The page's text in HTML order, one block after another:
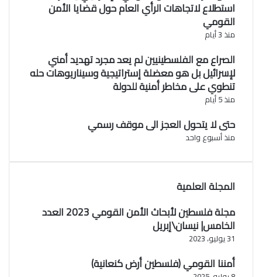
استطلاع لاتجاهات الرأي العام حول قضايا الأمن
القومي
منذ 3 أيام
الصراع مع الفلسطينيين لم يعد مجرد تهديد أمني
لإسرائيل بل هو معضلة إستراتيجية وسيناريوهات حله
تنطوي على مخاطر أمنية للدولة
منذ 5 أيام
حتى لا يتحول العجز الى موقف رسمي
منذ أسبوع واحد
المجلة العلمية
مجلة فلسطين لأبحاث الأمن القومي 2023 العدد
الخامس| نيسان\إبريل
31 يوليو، 2023
أمننا القومي (فلسطين أرض كنعانية)